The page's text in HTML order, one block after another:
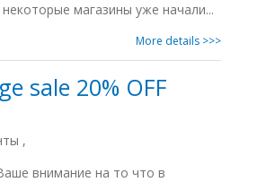
магазины уже начали...
More details >>>
sale 20% OFF
,
внимание на то что в